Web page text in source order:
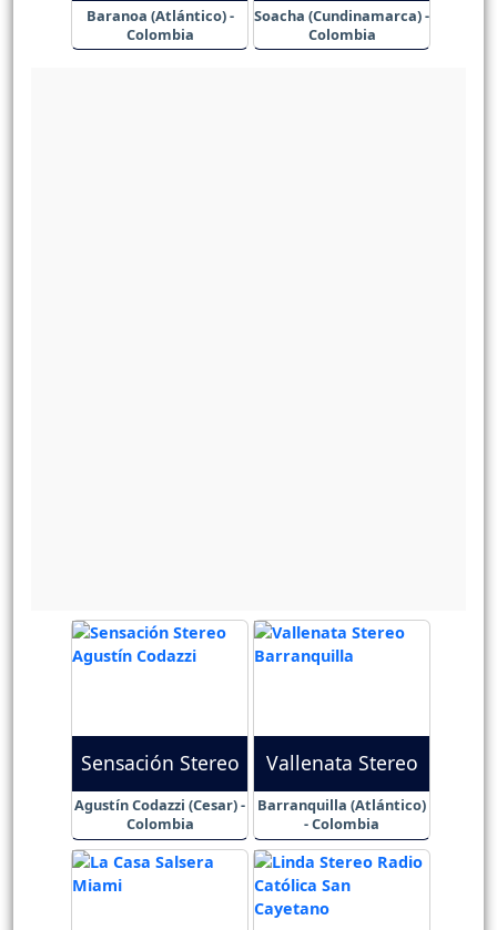
Baranoa (Atlántico) -
Colombia
Soacha (Cundinamarca) -
Colombia
Sensación Stereo
Agustín Codazzi (Cesar) -
Colombia
Vallenata Stereo
Barranquilla (Atlántico)
- Colombia